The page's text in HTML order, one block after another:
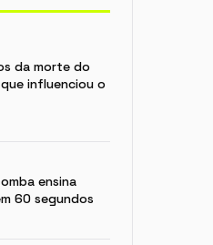
da morte do
influenciou o
ensina
60 segundos